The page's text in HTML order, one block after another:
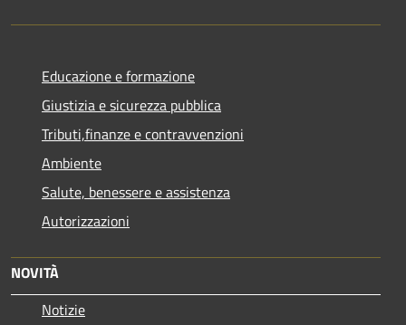
Educazione e formazione
Giustizia e sicurezza pubblica
Tributi,finanze e contravvenzioni
Ambiente
Salute, benessere e assistenza
Autorizzazioni
NOVITÀ
Notizie